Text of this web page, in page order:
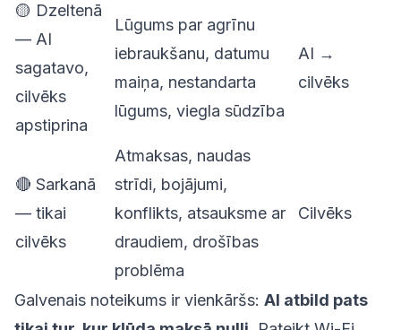
🟡 Dzeltenā
— AI
sagatavo,
cilvēks
apstiprina
Lūgums par agrīnu
iebraukšanu, datumu
maiņa, nestandarta
lūgums, viegla sūdzība
AI →
cilvēks
🔴 Sarkanā
— tikai
cilvēks
Atmaksas, naudas
strīdi, bojājumi,
konflikts, atsauksme ar
draudiem, drošības
problēma
Cilvēks
Galvenais noteikums ir vienkāršs: AI atbild pats